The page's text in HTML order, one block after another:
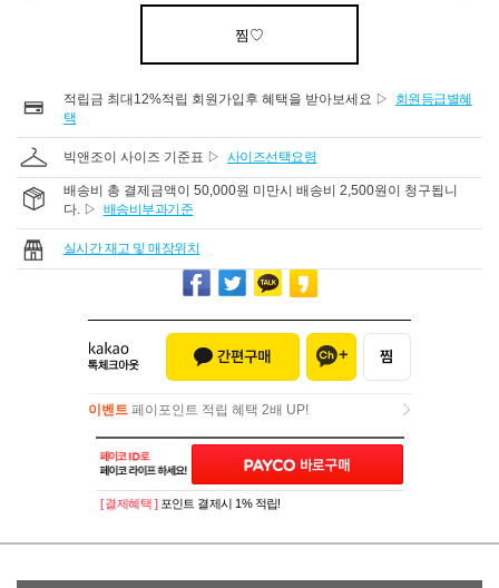
찜♡
적립금 최대12%적립 회원가입후 혜택을 받아보세요 ▷
회원등급별혜
택
빅앤조이 사이즈 기준표 ▷ 사이즈선택요령
배송비 총 결제금액이 50,000원 미만시 배송비 2,500원이 청구됩니
다. ▷ 배송비부과기준
실시간 재고 및 매장위치
이벤트 페이포인트 적립 혜택 2배 UP!
이벤트페이포인트 적립 혜택 2배 UP!
[ 결제혜택 ] 포인트 결제시 1% 적립!